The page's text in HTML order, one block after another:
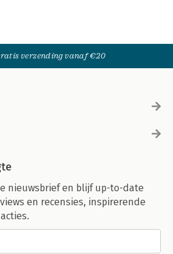
verzending vanaf €20
nieuwsbrief en blijf up-to-date
en recensies, inspirerende